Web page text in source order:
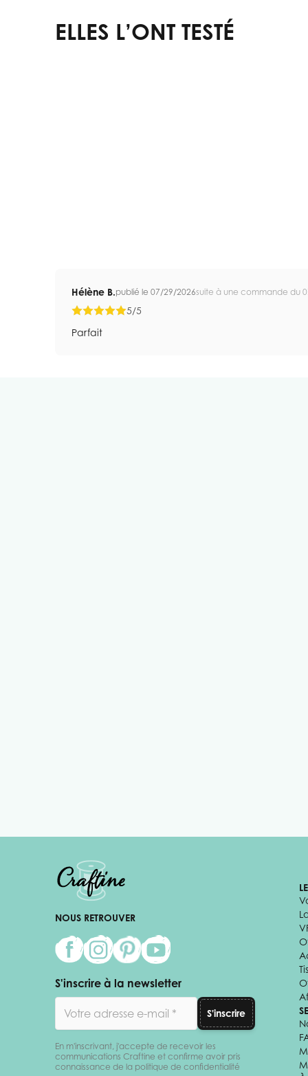
ELLES L’ONT TESTÉ
Hélène B.publié le 07/29/2026suite à une commande du
5/5
Parfait
NOUS RETROUVER
S'inscrire à la newsletter
S'inscrire
En m'inscrivant, j'accepte de recevoir les
communications Craftine et confirme avoir pris
connaissance de la politique de confidentialité